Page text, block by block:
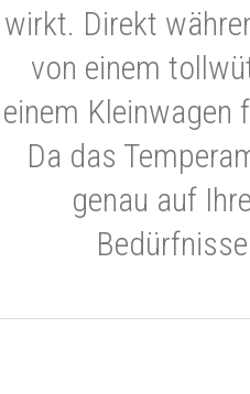
wirkt. Direkt
von einem
einem Kleinwagen
Da das
genau auf